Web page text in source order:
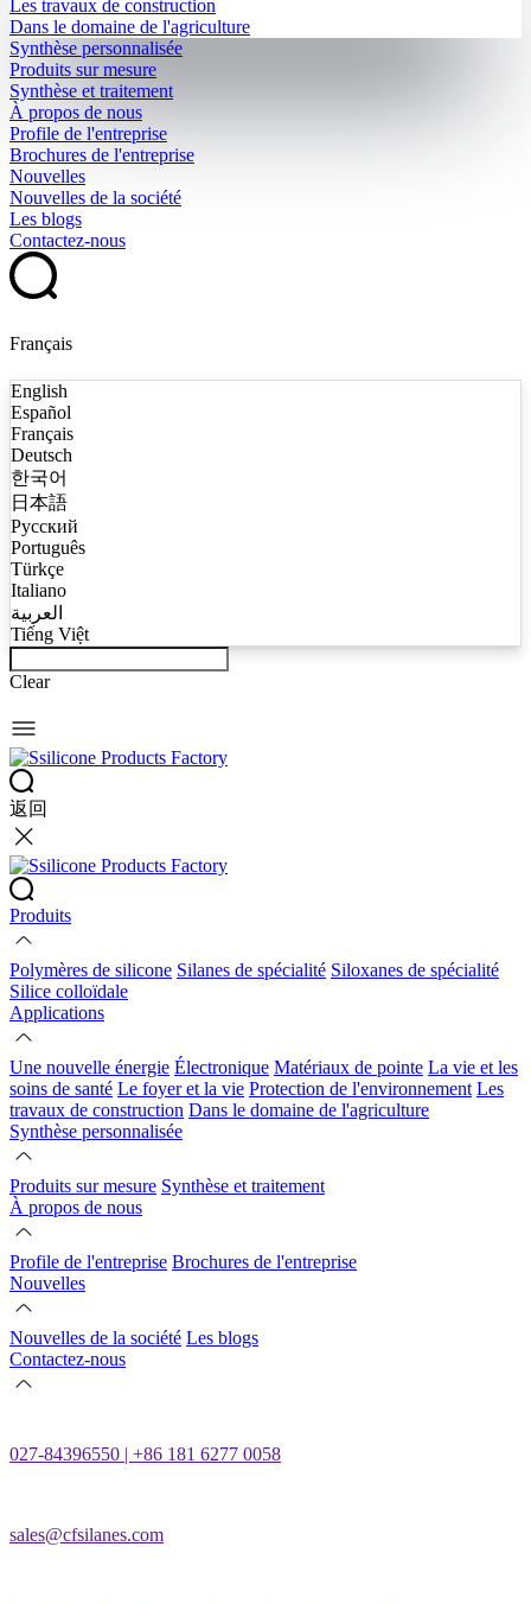
Les travaux de construction
Dans le domaine de l'agriculture
Synthèse personnalisée
Produits sur mesure
Synthèse et traitement
À propos de nous
Profile de l'entreprise
Brochures de l'entreprise
Nouvelles
Nouvelles de la société
Les blogs
Contactez-nous
Français
English
Español
Français
Deutsch
한국어
日本語
Русский
Português
Türkçe
Italiano
العربية
Tiếng Việt
Clear
返回
Produits
Polymères de silicone Silanes de spécialité Siloxanes de spécialité
Silice colloïdale
Applications
Une nouvelle énergie Électronique Matériaux de pointe La vie et les
soins de santé Le foyer et la vie Protection de l'environnement Les
travaux de construction Dans le domaine de l'agriculture
Synthèse personnalisée
Produits sur mesure Synthèse et traitement
À propos de nous
Profile de l'entreprise Brochures de l'entreprise
Nouvelles
Nouvelles de la société Les blogs
Contactez-nous
027-84396550 | +86 181 6277 0058
sales@cfsilanes.com